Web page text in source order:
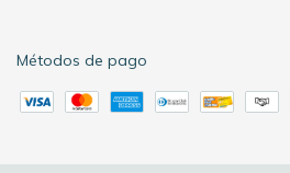
Métodos de pago